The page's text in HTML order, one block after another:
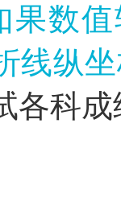
果数
线纵
各科